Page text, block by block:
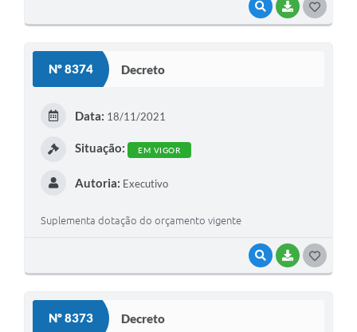
VISUALIZAR
BAIXAR
Nº 8374 Decreto
VISUALIZAR
BAIXAR
Data: 18/11/2021
Situação: EM VIGOR
Autoria: Executivo
Suplementa dotação do orçamento vigente
Nº 8373 Decreto